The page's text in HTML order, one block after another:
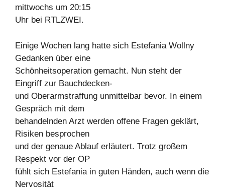
mittwochs um 20:15
Uhr bei RTLZWEI.
Einige Wochen lang hatte sich Estefania Wollny
Gedanken über eine
Schönheitsoperation gemacht. Nun steht der
Eingriff zur Bauchdecken-
und Oberarmstraffung unmittelbar bevor. In einem
Gespräch mit dem
behandelnden Arzt werden offene Fragen geklärt,
Risiken besprochen
und der genaue Ablauf erläutert. Trotz großem
Respekt vor der OP
fühlt sich Estefania in guten Händen, auch wenn die
Nervosität